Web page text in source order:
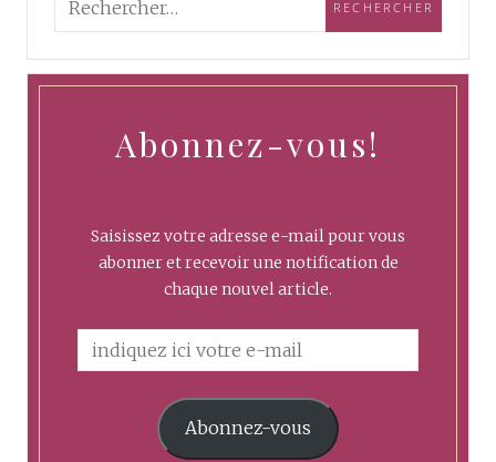
Abonnez-vous!
Saisissez votre adresse e-mail pour vous
abonner et recevoir une notification de
chaque nouvel article.
Abonnez-vous